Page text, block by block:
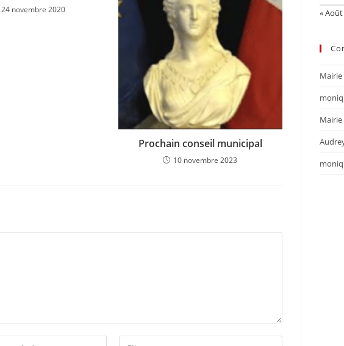
24 novembre 2020
Prochain conseil municipal
10 novembre 2023
Saisir
« Août
Mairie
Mairie